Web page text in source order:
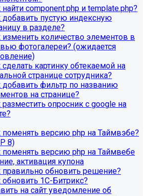
найти component.php и template.php?
добавить пустую индексную
в разделе?
изменить количество элементов в
фотогалереи? (ожидается
сделать картинку обтекаемой на
странице сотрудника?
добавить фильтр по названию
на странице?
разместить опросник с google на
поменять версию php на Таймвэбе?
8)
поменять версию php на Таймвебе
активация купона
правильно обновить решение?
обновить 1С-Битрикс?
на сайт уведомление об